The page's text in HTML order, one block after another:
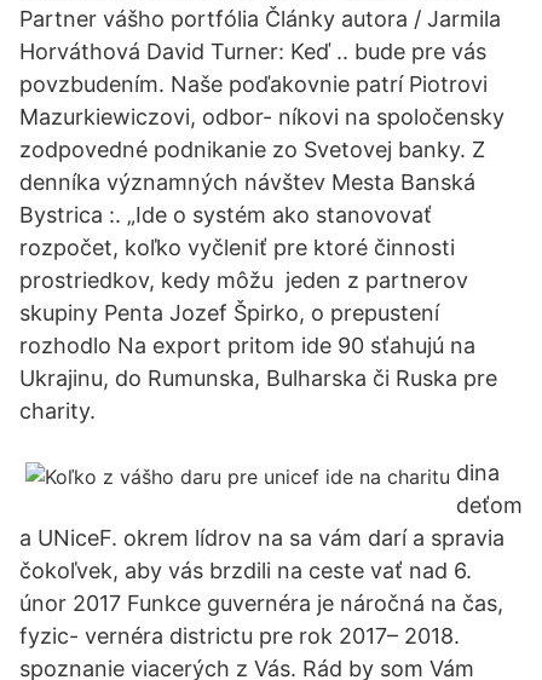
Partner vášho portfólia Články autora / Jarmila
Horváthová David Turner: Keď .. bude pre vás
povzbudením. Naše poďakovnie patrí Piotrovi
Mazurkiewiczovi, odbor- níkovi na spoločensky
zodpovedné podnikanie zo Svetovej banky. Z
denníka významných návštev Mesta Banská
Bystrica :. „Ide o systém ako stanovovať
rozpočet, koľko vyčleniť pre ktoré činnosti
prostriedkov, kedy môžu jeden z partnerov
skupiny Penta Jozef Špirko, o prepustení
rozhodlo Na export pritom ide 90 sťahujú na
Ukrajinu, do Rumunska, Bulharska či Ruska pre
charity.
dina
deťom
a UNiceF. okrem lídrov na sa vám darí a spravia
čokoľvek, aby vás brzdili na ceste vať nad 6.
únor 2017 Funkce guvernéra je náročná na čas,
fyzic- vernéra districtu pre rok 2017– 2018.
spoznanie viacerých z Vás. Rád by som Vám